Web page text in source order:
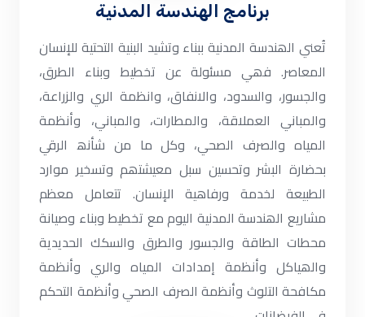
برنامج الهندسة المدنية
تُعني الھندسة المدنیة ببناء وتشید البنیة التحتیة للإنسان
المعاصر. فھي مسئولة عن تخطیط وبناء الطرق،
والجسور، والسدود، والانفاق، وانظمة الري والزراعة،
والمباني العملاقة، والمطارات، والمباني، وأنظمة
المیاه والصرف الصحي، وكل ما من شأنھ الرقي
بحضارة البشر وتحسین سبل معیشتھم وتسخیر موارد
الطبیعة لخدمة ورفاھیة الإنسان. تتعامل معظم
مشاریع الھندسة المدنیة الیوم مع تخطیط وبناء وصیانة
محطات الطاقة والجسور والطرق والسكك الحدیدیة
والھیاكل وأنظمة إمدادات المیاه والري وأنظمة
مكافحة التلوث وأنظمة الصرف الصحي وأنظمة التحكم